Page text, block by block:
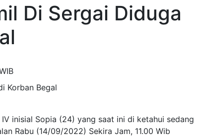
Di Sergai Diduga
inisial Sopia (24) yang saat ini di ketahui sedang
Rabu (14/09/2022) Sekira Jam, 11.00 Wib